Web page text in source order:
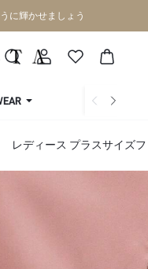
に輝かせましょう
COLLECTIONS
レディース プラスサイズ